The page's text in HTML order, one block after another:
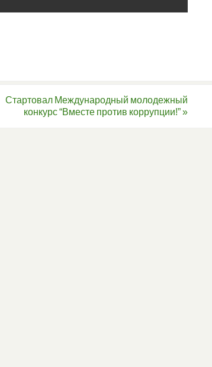
Стартовал Международный молодежный
конкурс “Вместе против коррупции!”»